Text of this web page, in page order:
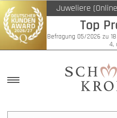
Juweliere
Top
Befragung 05/2026 zu
4,